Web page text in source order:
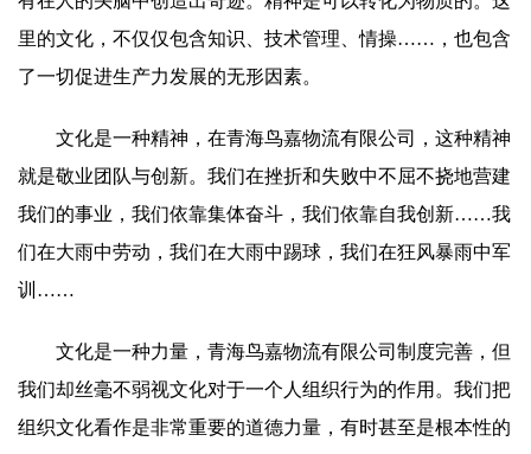
里的文化，不仅仅包含知识、技术管理、情操……，也包含
了一切促进生产力发展的无形因素。
文化是一种精神，在青海鸟嘉物流有限公司，这种精神
就是敬业团队与创新。我们在挫折和失败中不屈不挠地营建
我们的事业，我们依靠集体奋斗，我们依靠自我创新……我
们在大雨中劳动，我们在大雨中踢球，我们在狂风暴雨中军
训……
文化是一种力量，青海鸟嘉物流有限公司制度完善，但
我们却丝毫不弱视文化对于一个人组织行为的作用。我们把
组织文化看作是非常重要的道德力量，有时甚至是根本性的